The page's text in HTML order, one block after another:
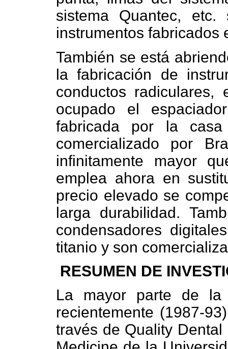
sistema Quantec,
instrumentos fabricados
También se está
la fabricación de
conductos
ocupado el
fabricada por la
comercializado por
infinitamente mayor
emplea ahora en
precio elevado se
larga durabilidad.
condensadores
titanio y son
RESUMEN DE
La mayor parte de la
recientemente (1987-
través de Quality